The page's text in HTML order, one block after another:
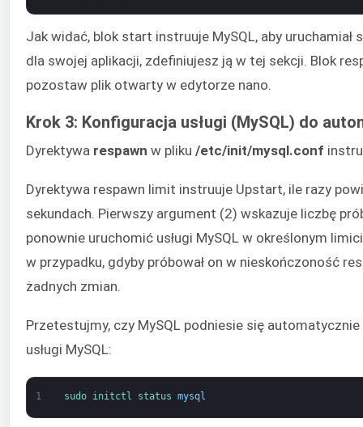
Jak widać, blok start instruuje MySQL, aby
dla swojej aplikacji, zdefiniujesz ją w tej sekcji. Blok
pozostaw plik otwarty w edytorze nano.
Krok 3: Konfiguracja usługi (MySQL) do
Dyrektywa respawn w pliku /etc/init/mysql.conf
Dyrektywa respawn limit instruuje Upstart, ile razy
sekundach. Pierwszy argument (2) wskazuje liczbę
ponownie uruchomić usługi MySQL w określonym
w przypadku, gdyby próbował on w nieskończoność
żadnych zmian.
Przetestujmy, czy MySQL podniesie się
usługi MySQL:
1 sudo initctl status mysql